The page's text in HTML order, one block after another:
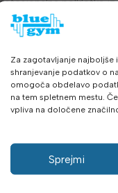
Za zagotavljanje najboljše
shranjevanje podatkov o
omogoča obdelavo
na tem spletnem mestu.
vpliva na določene
Sprejmi
polkletka
omogoča varen
x 1815 x 2090
s težo 96 kg
press, pull-up in
fizioterapevtske
profesionalna izdelava
palic za različne
za vaje z lastno težo
turističnih apartmajev